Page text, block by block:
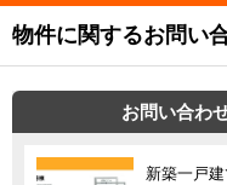
物件に関するお問い
お問い合わ
新築一戸建